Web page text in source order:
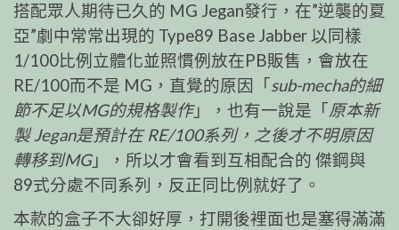
搭配眾人期待已久的 MG Jegan發行，在”逆襲的夏
亞”劇中常常出現的 Type89 Base Jabber 以同樣
1/100比例立體化並照慣例放在PB販售，會放在
RE/100而不是 MG，直覺的原因「sub-mecha的細
節不足以MG的規格製作」，也有一說是「原本新
製 Jegan是預計在 RE/100系列，之後才不明原因
轉移到MG」，所以才會看到互相配合的 傑鋼與
89式分處不同系列，反正同比例就好了。
本款的盒子不大卻好厚，打開後裡面也是塞得滿滿